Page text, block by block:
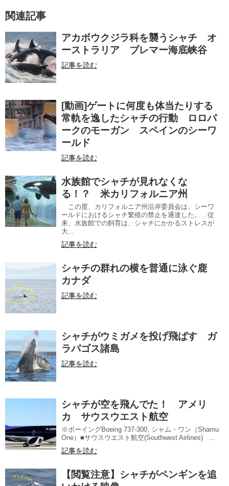
関連記事
アカボウクジラ科を襲うシャチ オ
ーストラリア ブレマー海底峡谷
記事を読む
[動画]ゲートに何度も体当たりする
常軌を逸したシャチの行動 ロロパ
ークのモーガン スペインのシーワ
ールド
記事を読む
水族館でシャチが見れなくな
る！？ 米カリフォルニア州
この度、カリフォルニア州沿岸委員会は、シーワ
ールドにおけるシャチ繁殖の禁止を通達した。 従
来、水族館での飼育は、シャチにかかるストレスが
大...
記事を読む
シャチの群れの横を普通に泳ぐ鹿
カナダ
記事を読む
シャチがウミガメを投げ飛ばす ガ
ラパゴス諸島
記事を読む
シャチが空を飛んでた！ アメリ
カ サウスウエスト航空
※ボーイングBoeing 737-300, シャム・ワン（Shamu
One）■サウスウエスト航空(Southwest Airlines) ...
記事を読む
【閲覧注意】シャチがペンギンを追